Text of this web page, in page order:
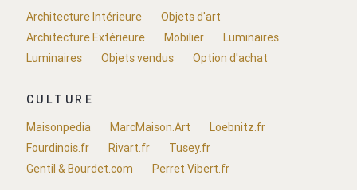
Architecture Intérieure
Objets d'art
Architecture Extérieure
Mobilier
Luminaires
Luminaires
Objets vendus Option d'achat
CULTURE
Maisonpedia
MarcMaison.Art
Loebnitz.fr
Fourdinois.fr
Rivart.fr
Tusey.fr
Gentil & Bourdet.com
Perret Vibert.fr